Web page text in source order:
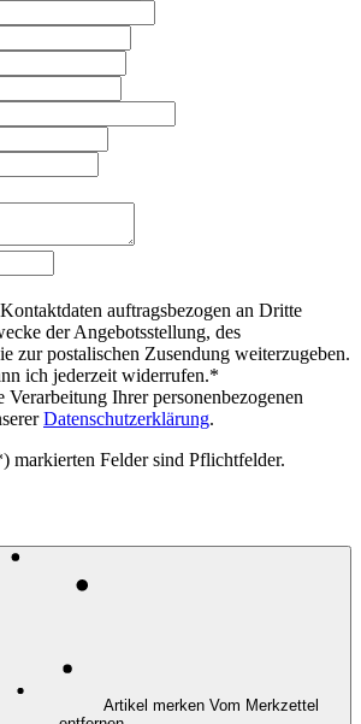
auftragsbezogen an Dritte
der Angebotsstellung, des
zur postalischen Zusendung weiterzugeben.
ich jederzeit widerrufen.*
Ihrer personenbezogenen
Datenschutzerklärung.
markierten Felder sind Pflichtfelder.
Artikel merken Vom Merkzettel